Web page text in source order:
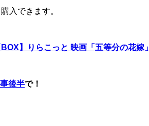
入できます。
】りらこっと 映画「五等分の花嫁」
後半で！